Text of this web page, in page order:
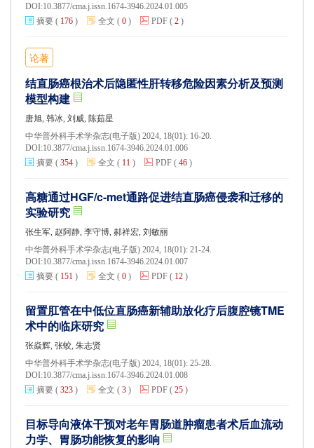
DOI:10.3877/cma.j.issn.1674-3946.2024.01.005
摘要 ( 176 ) 全文 ( 0 ) PDF ( 2 )
论著
结直肠癌根治术后隐匿性肝转移危险因素分析及预测
模型构建
唐旭, 韩冰, 刘威, 陈茹星
中华普外科手术学杂志(电子版) 2024, 18(01): 16-20.
DOI:10.3877/cma.j.issn.1674-3946.2024.01.006
摘要 ( 354 ) 全文 ( 11 ) PDF ( 46 )
高糖通过HGF/c-met通路促进结直肠癌侵袭和迁移的
实验研究
张生军, 赵阿静, 李守博, 郝祥宏, 刘敏丽
中华普外科手术学杂志(电子版) 2024, 18(01): 21-24.
DOI:10.3877/cma.j.issn.1674-3946.2024.01.007
摘要 ( 151 ) 全文 ( 0 ) PDF ( 12 )
留置肛管在中低位直肠癌新辅助放化疗后腹腔镜TME
术中的临床研究
张焱辉, 张蛟, 朱志贤
中华普外科手术学杂志(电子版) 2024, 18(01): 25-28.
DOI:10.3877/cma.j.issn.1674-3946.2024.01.008
摘要 ( 323 ) 全文 ( 3 ) PDF ( 25 )
目标导向液体干预对老年胃肠道肿瘤患者术后血流动
力学、胃肠功能恢复的影响